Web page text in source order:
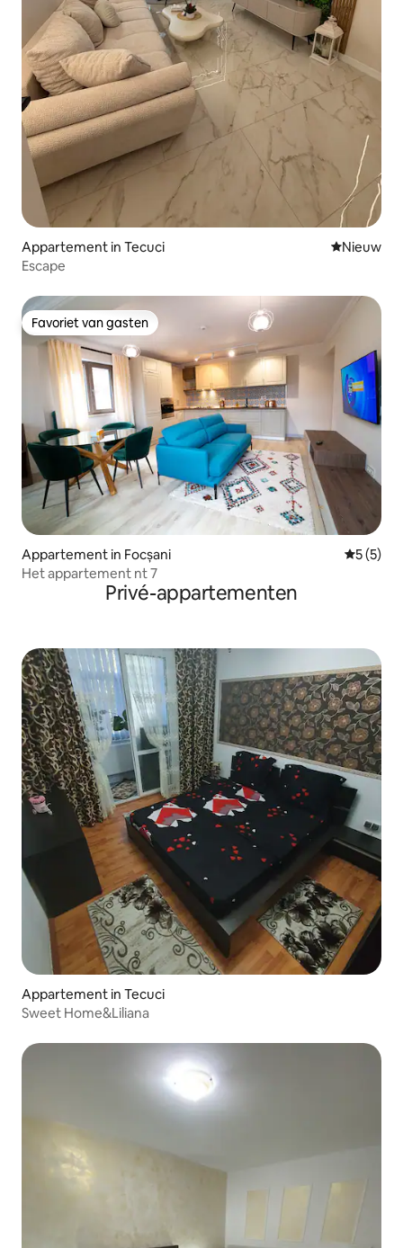
Appartement in Tecuci Nieuwe
Nieuw
Escape
Favoriet van gasten
Favoriet van gasten
Appartement in Focșani
5 (5)
Het appartement nt 7
Privé-appartementen
Appartement in Tecuci
Sweet Home&Liliana